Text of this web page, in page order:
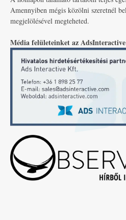
Amennyiben mégis közölni szeretnél
megjelölésével megteheted.
Média felületeinket az